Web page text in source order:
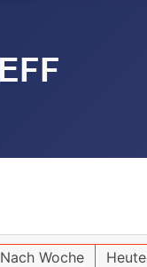
Nach Woche Heute